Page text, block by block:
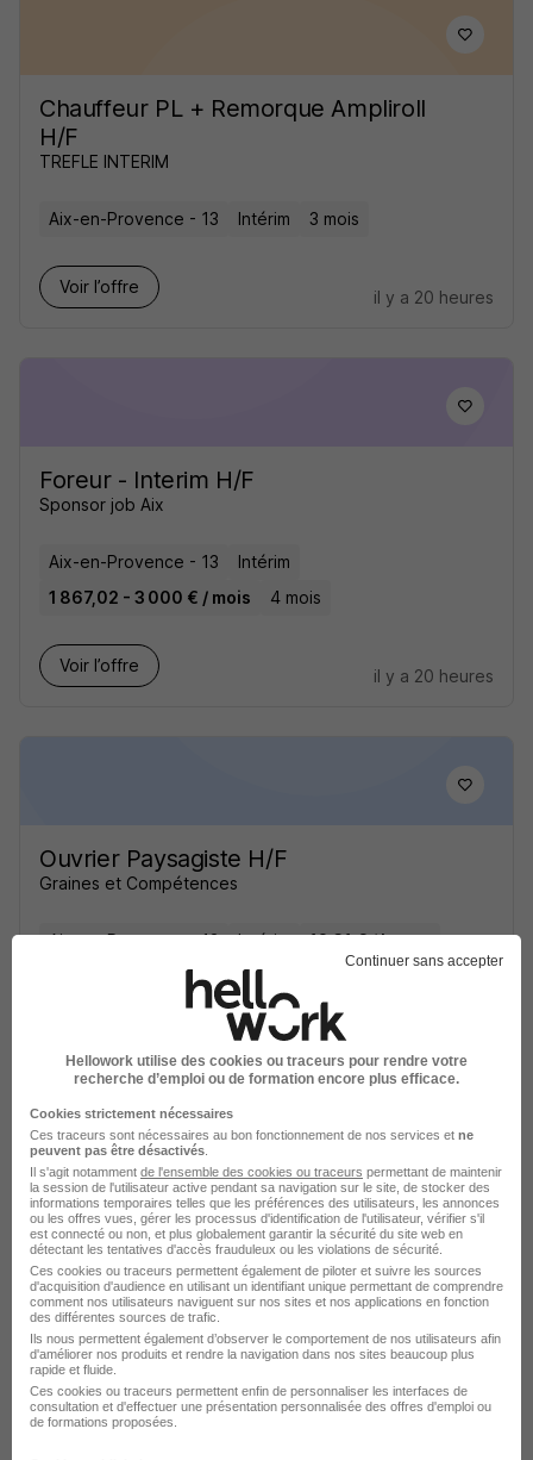
Chauffeur PL + Remorque Ampliroll
H/F
TREFLE INTERIM
Aix-en-Provence - 13 Intérim 3 mois
Voir l’offre
il y a 20 heures
Foreur - Interim H/F
Sponsor job Aix
Aix-en-Provence - 13
Intérim
1 867,02 - 3 000 € / mois
4 mois
Voir l’offre
il y a 20 heures
Ouvrier Paysagiste H/F
Graines et Compétences
Aix-en-Provence - 13 Intérim 12,31 € / heure
Chargé d'Accueil H/F
LIP Tertiaire
Aix-en-Provence - 13 Intérim
2 000 € / mois
4 mois
Voir l’offre
il y a 1 jour
Continuer sans accepter
Hellowork utilise des cookies ou traceurs pour rendre votre
recherche d’emploi ou de formation encore plus efficace.
Cookies strictement nécessaires
Ces traceurs sont nécessaires au bon fonctionnement de nos services et ne
peuvent pas être désactivés
Il s'agit notamment de l'ensemble des cookies ou traceurs permettant de maintenir
la session de l'utilisateur active pendant sa navigation sur le site, de stocker des
informations temporaires telles que les préférences des utilisateurs, les annonces
ou les offres vues, gérer les processus d'identification de l'utilisateur, vérifier s'il
est connecté ou non, et plus globalement garantir la sécurité du site web en
détectant les tentatives d'accès frauduleux ou les violations de sécurité.
Ces cookies ou traceurs permettent également de piloter et suivre les sources
d'acquisition d'audience en utilisant un identifiant unique permettant de comprendre
comment nos utilisateurs naviguent sur nos sites et nos applications en fonction
des différentes sources de trafic.
Ils nous permettent également d’observer le comportement de nos utilisateurs afin
d'améliorer nos produits et rendre la navigation dans nos sites beaucoup plus
rapide et fluide.
Ces cookies ou traceurs permettent enfin de personnaliser les interfaces de
consultation et d'effectuer une présentation personnalisée des offres d'emploi ou
de formations proposées.